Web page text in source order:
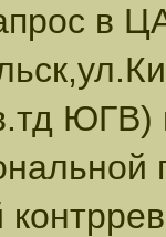
в
ЮГВ)